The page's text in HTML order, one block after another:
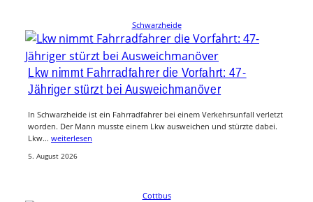
Schwarzheide
Lkw nimmt Fahrradfahrer die Vorfahrt: 47-
Jähriger stürzt bei Ausweichmanöver
In Schwarzheide ist ein Fahrradfahrer bei einem Verkehrsunfall verletzt
worden. Der Mann musste einem Lkw ausweichen und stürzte dabei.
Lkw… weiterlesen
5. August 2026
Cottbus